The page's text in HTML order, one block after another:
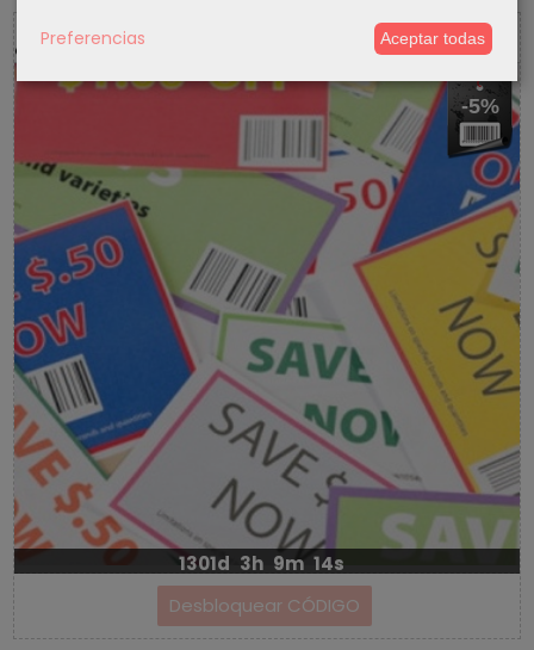
-5%
1301d 3h 9m 14s
Preferencias Aceptar todas